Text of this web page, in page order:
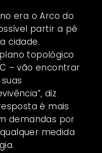
era o Arco do
partir a pé
cidade.
topológico
– vão encontrar
diz
é mais
demandas por
medida